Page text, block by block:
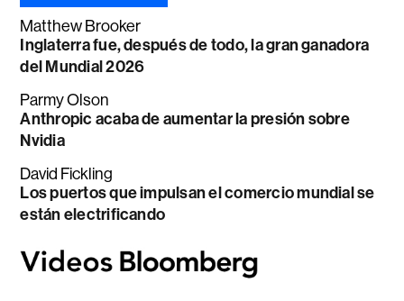
Matthew Brooker
Inglaterra fue, después de todo, la gran ganadora
del Mundial 2026
Parmy Olson
Anthropic acaba de aumentar la presión sobre
Nvidia
David Fickling
Los puertos que impulsan el comercio mundial se
están electrificando